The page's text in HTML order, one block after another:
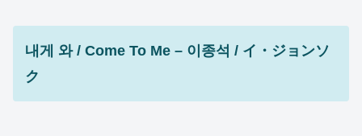
내게 와 / Come To Me – 이종석 / イ・ジョンソ
ク